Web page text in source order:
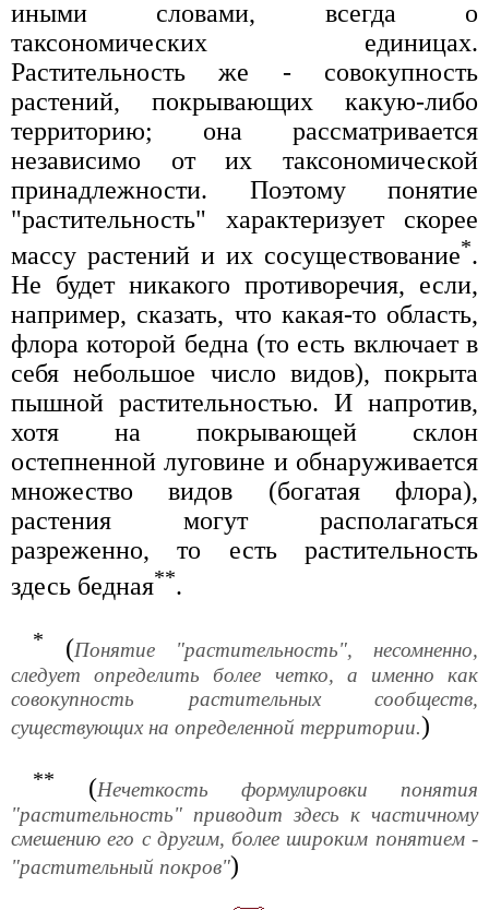
иными словами, всегда о
таксономических единицах.
Растительность же - совокупность
растений, покрывающих какую-либо
территорию; она рассматривается
независимо от их таксономической
принадлежности. Поэтому понятие
"растительность" характеризует скорее
массу растений и их сосуществование*.
Не будет никакого противоречия, если,
например, сказать, что какая-то область,
флора которой бедна (то есть включает в
себя небольшое число видов), покрыта
пышной растительностью. И напротив,
хотя на покрывающей склон
остепненной луговине и обнаруживается
множество видов (богатая флора),
растения могут располагаться
разреженно, то есть растительность
здесь бедная**.
* (Понятие "растительность", несомненно,
следует определить более четко, а именно как
совокупность растительных сообществ,
существующих на определенной территории.)
** (Нечеткость формулировки понятия
"растительность" приводит здесь к частичному
смешению его с другим, более широким понятием -
"растительный покров")